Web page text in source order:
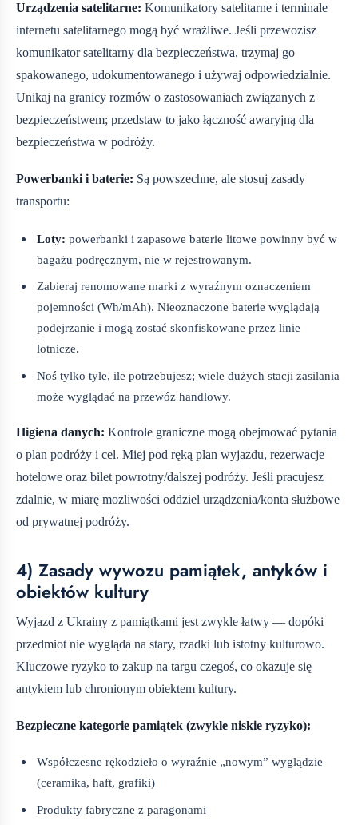
Urządzenia satelitarne: Komunikatory satelitarne i terminale
internetu satelitarnego mogą być wrażliwe. Jeśli przewozisz
komunikator satelitarny dla bezpieczeństwa, trzymaj go
spakowanego, udokumentowanego i używaj odpowiedzialnie.
Unikaj na granicy rozmów o zastosowaniach związanych z
bezpieczeństwem; przedstaw to jako łączność awaryjną dla
bezpieczeństwa w podróży.
Powerbanki i baterie: Są powszechne, ale stosuj zasady
transportu:
Loty: powerbanki i zapasowe baterie litowe powinny być w
bagażu podręcznym, nie w rejestrowanym.
Zabieraj renomowane marki z wyraźnym oznaczeniem
pojemności (Wh/mAh). Nieoznaczone baterie wyglądają
podejrzanie i mogą zostać skonfiskowane przez linie
lotnicze.
Noś tylko tyle, ile potrzebujesz; wiele dużych stacji zasilania
może wyglądać na przewóz handlowy.
Higiena danych: Kontrole graniczne mogą obejmować pytania
o plan podróży i cel. Miej pod ręką plan wyjazdu, rezerwacje
hotelowe oraz bilet powrotny/dalszej podróży. Jeśli pracujesz
zdalnie, w miarę możliwości oddziel urządzenia/konta służbowe
od prywatnej podróży.
4) Zasady wywozu pamiątek, antyków i
obiektów kultury
Wyjazd z Ukrainy z pamiątkami jest zwykle łatwy — dopóki
przedmiot nie wygląda na stary, rzadki lub istotny kulturowo.
Kluczowe ryzyko to zakup na targu czegoś, co okazuje się
antykiem lub chronionym obiektem kultury.
Bezpieczne kategorie pamiątek (zwykle niskie ryzyko):
Współczesne rękodzieło o wyraźnie „nowym” wyglądzie
(ceramika, haft, grafiki)
Produkty fabryczne z paragonami